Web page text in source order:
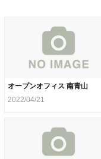
オープンオフィス 南青山
2022/04/21